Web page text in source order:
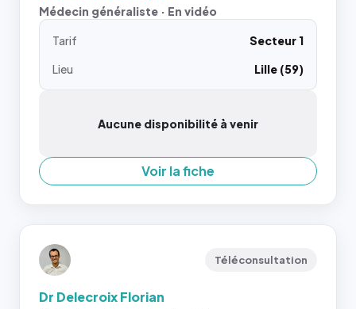
Médecin généraliste · En vidéo
Tarif
Secteur 1
Lieu
Lille (59)
Aucune disponibilité à venir
Voir la fiche
Téléconsultation
Dr Delecroix Florian